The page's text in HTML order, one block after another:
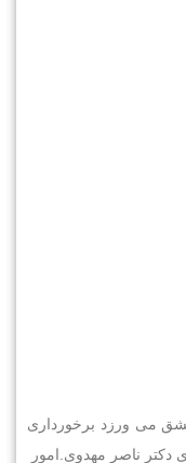
می ورزد برخورداری
ناصر مهدوی.امور